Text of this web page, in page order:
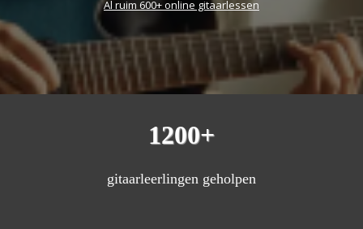
Al ruim 600+ online gitaarlessen
1200+
gitaarleerlingen geholpen